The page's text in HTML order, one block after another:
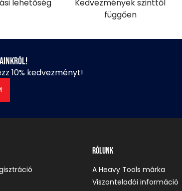
lehetőség
Kedvezmények szinttől
függően
10% kedvezményt!
Rólunk
A Heavy Tools márka
Viszonteladói információ